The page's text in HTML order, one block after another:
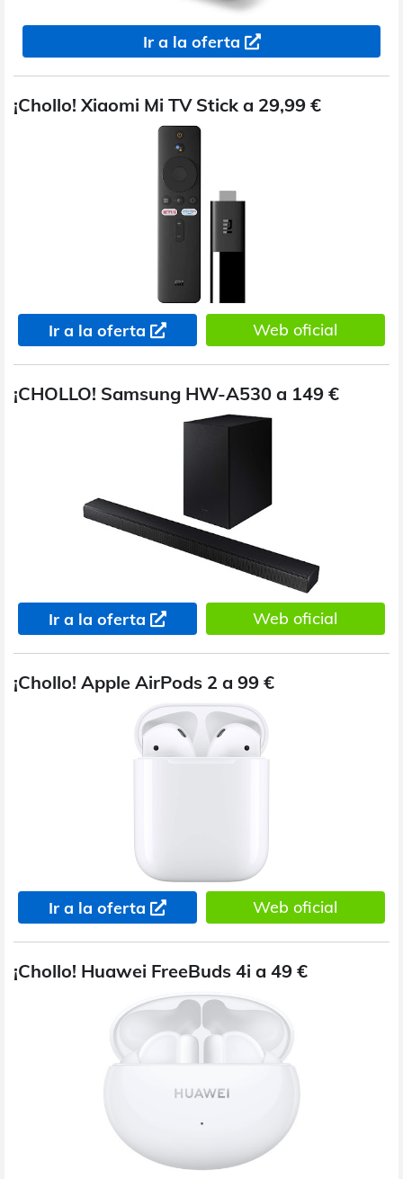
Ir a la oferta
¡Chollo! Xiaomi Mi TV Stick a 29,99 €
Ir a la oferta Web oficial
¡CHOLLO! Samsung HW-A530 a 149 €
Ir a la oferta Web oficial
¡Chollo! Apple AirPods 2 a 99 €
Ir a la oferta Web oficial
¡Chollo! Huawei FreeBuds 4i a 49 €